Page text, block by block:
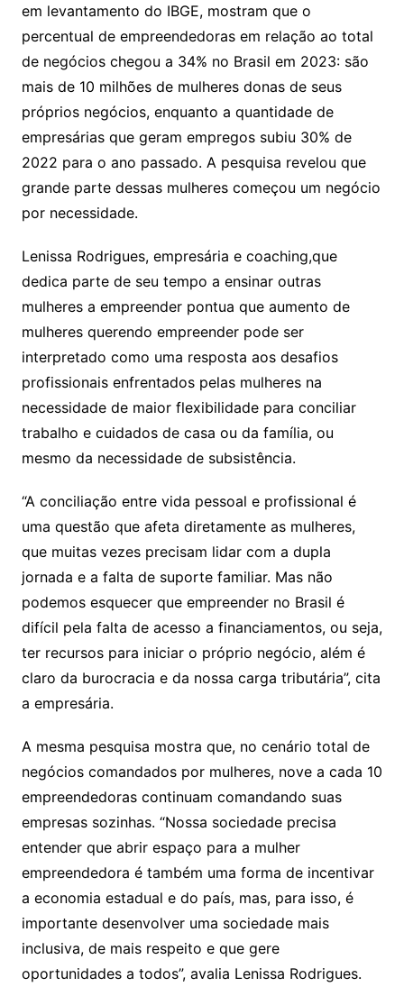
em levantamento do IBGE, mostram que o
percentual de empreendedoras em relação ao total
de negócios chegou a 34% no Brasil em 2023: são
mais de 10 milhões de mulheres donas de seus
próprios negócios, enquanto a quantidade de
empresárias que geram empregos subiu 30% de
2022 para o ano passado. A pesquisa revelou que
grande parte dessas mulheres começou um negócio
por necessidade.
Lenissa Rodrigues, empresária e coaching,que
dedica parte de seu tempo a ensinar outras
mulheres a empreender pontua que aumento de
mulheres querendo empreender pode ser
interpretado como uma resposta aos desafios
profissionais enfrentados pelas mulheres na
necessidade de maior flexibilidade para conciliar
trabalho e cuidados de casa ou da família, ou
mesmo da necessidade de subsistência.
“A conciliação entre vida pessoal e profissional é
uma questão que afeta diretamente as mulheres,
que muitas vezes precisam lidar com a dupla
jornada e a falta de suporte familiar. Mas não
podemos esquecer que empreender no Brasil é
difícil pela falta de acesso a financiamentos, ou seja,
ter recursos para iniciar o próprio negócio, além é
claro da burocracia e da nossa carga tributária”, cita
a empresária.
A mesma pesquisa mostra que, no cenário total de
negócios comandados por mulheres, nove a cada 10
empreendedoras continuam comandando suas
empresas sozinhas. “Nossa sociedade precisa
entender que abrir espaço para a mulher
empreendedora é também uma forma de incentivar
a economia estadual e do país, mas, para isso, é
importante desenvolver uma sociedade mais
inclusiva, de mais respeito e que gere
oportunidades a todos”, avalia Lenissa Rodrigues.